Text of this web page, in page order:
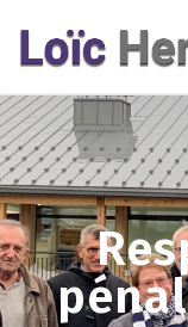
l'utilisation de
services